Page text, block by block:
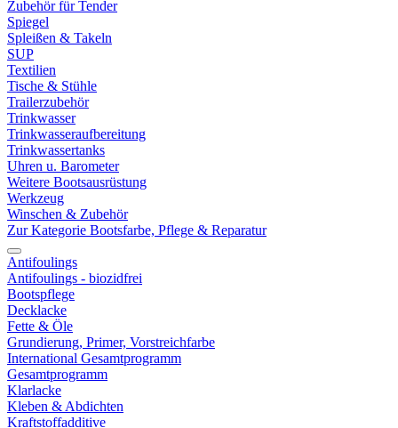
Zubehör für Tender
Spiegel
Spleißen & Takeln
SUP
Textilien
Tische & Stühle
Trailerzubehör
Trinkwasser
Trinkwasseraufbereitung
Trinkwassertanks
Uhren u. Barometer
Weitere Bootsausrüstung
Werkzeug
Winschen & Zubehör
Zur Kategorie Bootsfarbe, Pflege & Reparatur
Antifoulings
Antifoulings - biozidfrei
Bootspflege
Decklacke
Fette & Öle
Grundierung, Primer, Vorstreichfarbe
International Gesamtprogramm
Gesamtprogramm
Klarlacke
Kleben & Abdichten
Kraftstoffadditive